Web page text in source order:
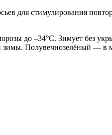
для стимулирования
до –34°C. Зимует без
Полувечнозелёный — в